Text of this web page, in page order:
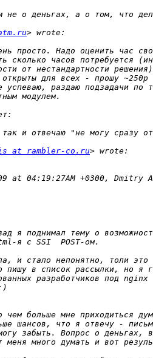
at rambler-co.ru